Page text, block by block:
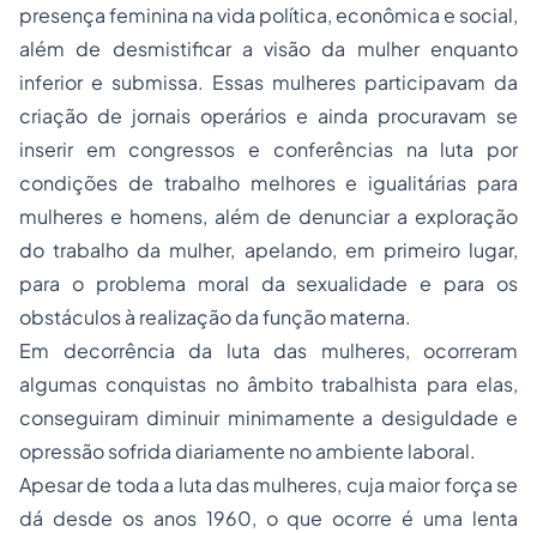
presença feminina na vida política, econômica e social,
além de desmistificar a visão da mulher enquanto
inferior e submissa. Essas mulheres participavam da
criação de jornais operários e ainda procuravam se
inserir em congressos e conferências na luta por
condições de trabalho melhores e igualitárias para
mulheres e homens, além de denunciar a exploração
do trabalho da mulher, apelando, em primeiro lugar,
para o problema moral da sexualidade e para os
obstáculos à realização da função materna.
Em decorrência da luta das mulheres, ocorreram
algumas conquistas no âmbito trabalhista para elas,
conseguiram diminuir minimamente a desiguldade e
opressão sofrida diariamente no ambiente laboral.
Apesar de toda a luta das mulheres, cuja maior força se
dá desde os anos 1960, o que ocorre é uma lenta